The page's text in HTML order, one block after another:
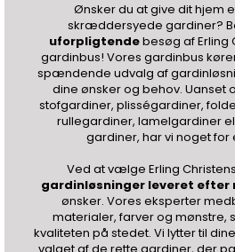
Ønsker du at give dit hjem
skræddersyede gardiner?
uforpligtendebesøg af Erling
gardinbus! Vores gardinbus
spændende udvalg af
dine ønsker og behov. Uanset
stofgardiner, plisségardiner,
rullegardiner, lamelgardiner
gardiner, har vi noget for
Ved at vælge Erling
gardinløsninger leveret efter
ønsker. Vores eksperter
materialer, farver og mønstre,
kvaliteten på stedet. Vi lytter til